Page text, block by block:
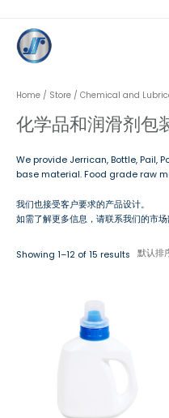
Home / Store / Chemical and
化学品和润滑剂包
We provide Jerrican, Bottle, Pail,
base material. Food grade raw
我们也接受客户要求的产品设计。
如需了解更多信息，请联系我们的市场
Showing 1–12 of 15 results